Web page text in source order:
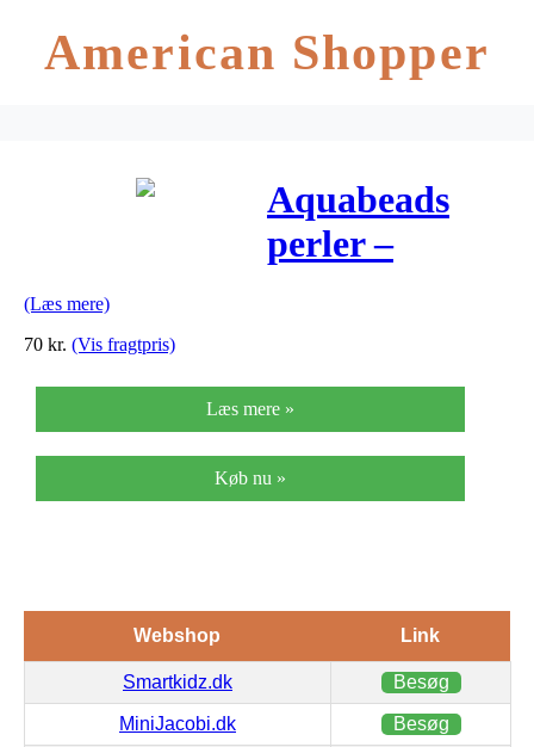
American Shopper
Aquabeads
perler –
(Læs mere)
70 kr. (Vis fragtpris)
Læs mere »
Køb nu »
Webshop Link
Smartkidz.dk Besøg
MiniJacobi.dk Besøg